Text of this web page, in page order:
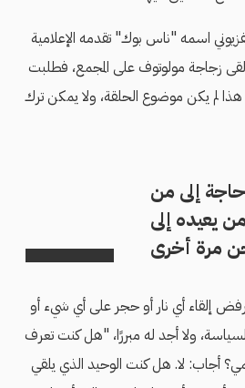
اسمه "ناس بوك" تقدمه الإعلامية
زجاجة مولوتوف على المجمع، فطلبت
لم يكن موضوع الحلقة، ولا يمكن ترك
إلى من
يعيده إلى
مرة أخرى
إلقاء أي نار أو حجر على أي شيء أو
ولا أجد له مبررًا، "هل كنت تعرف
أجاب: لا. هل كنت الوحيد الذي يلقي